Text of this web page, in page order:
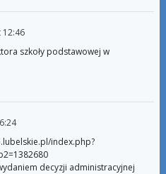
12:46
szkoły podstawowej w
index.php?
decyzji administracyjnej